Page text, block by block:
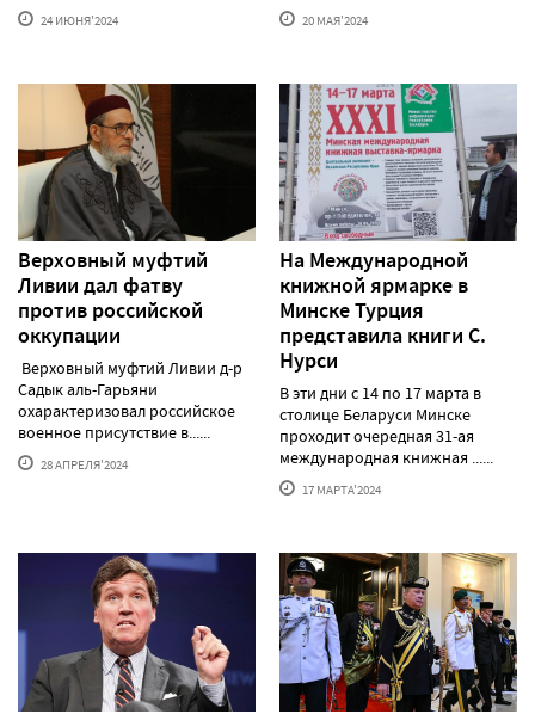
24 ИЮНЯ'2024 20 МАЯ'2024
Верховный муфтий
Ливии дал фатву
против российской
оккупации
Верховный муфтий Ливии д-р
Садык аль-Гарьяни
охарактеризовал российское
военное присутствие в......
28 АПРЕЛЯ'2024
На Международной
книжной ярмарке в
Минске Турция
представила книги С.
Нурси
В эти дни с 14 по 17 марта в
столице Беларуси Минске
проходит очередная 31-ая
международная книжная ......
17 МАРТА'2024